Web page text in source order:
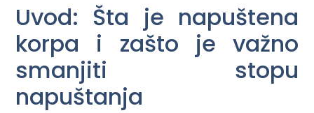
Uvod: Šta je napuštena
korpa i zašto je važno
smanjiti stopu
napuštanja